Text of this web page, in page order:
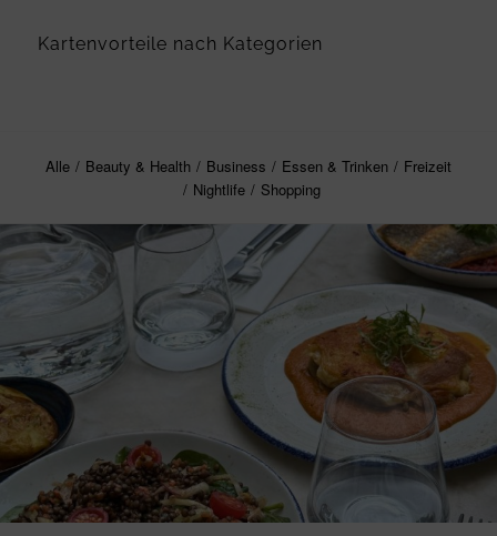
Kartenvorteile nach Kategorien
Alle / Beauty & Health / Business / Essen & Trinken / Freizeit
/ Nightlife / Shopping